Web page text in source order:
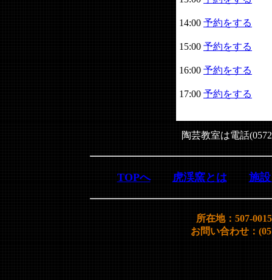
14:00 予約をする
15:00 予約をする
16:00 予約をする
17:00 予約をする
陶芸教室は電話
TOPへ 虎渓窯とは 施
所在地：507-
お問い合わせ：